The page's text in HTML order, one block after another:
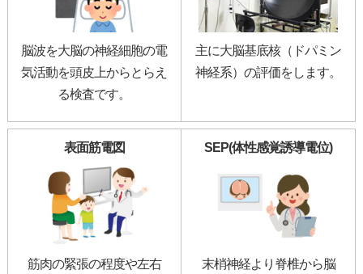
脳波を大脳の神経細胞の電
気活動を頭皮上からとらえ
る検査です。
主に大脳基底核（ドパミン
神経系）の評価をします。
表面筋電図
筋肉の緊張の程度や左右
SEP(体性感覚誘導電位)
末梢神経より脊椎から脳